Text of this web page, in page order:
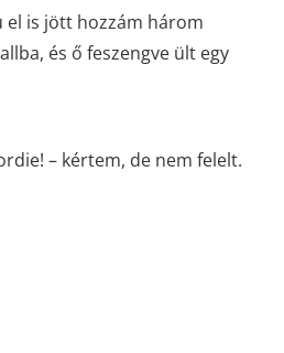
el is jött hozzám három
és ő feszengve ült egy
– kértem, de nem felelt.